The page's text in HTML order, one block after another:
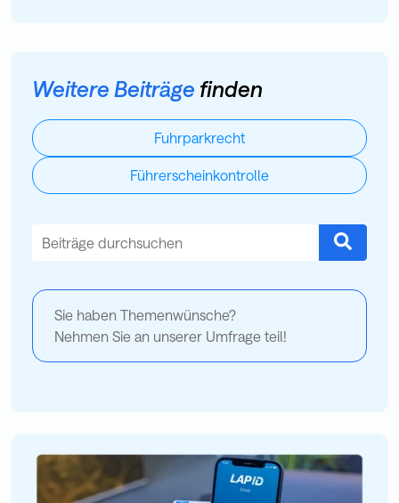
Weitere Beiträge finden
Fuhrparkrecht
Führerscheinkontrolle
Dies ist ein Suchfeld mit einer automatischen
Sie haben Themenwünsche?
Nehmen Sie an unserer Umfrage teil!